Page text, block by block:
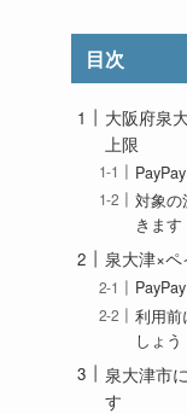
目次
大阪府泉
上限
対象の
きます
泉大津×
利用前
しょう
泉大津市
す